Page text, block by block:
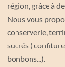
région, grâce à
Nous vous
conserverie,
sucrés (
bonbons...).